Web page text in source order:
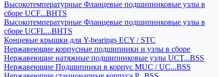
Высокотемпературные Фланцевые подшипниковые узлы в
сборе UCF...BHTS
Высокотемпературные Фланцевые подшипниковые узлы в
сборе UCFL...BHTS
Концевые крышки для Y-bearings ECY / STC
Нержавеющие корпусные подшипники и узлы в сборе
Нержавеющие натяжные подшипниковые узлы UCT...BSS
Нержавеющие Подшипники в корпус MUC / UC...BSS